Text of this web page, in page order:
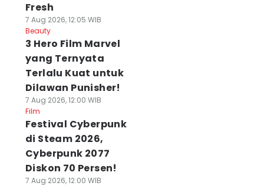
Fresh
7 Aug 2026, 12:05 WIB
Beauty
3 Hero Film Marvel
yang Ternyata
Terlalu Kuat untuk
Dilawan Punisher!
7 Aug 2026, 12:00 WIB
Film
Festival Cyberpunk
di Steam 2026,
Cyberpunk 2077
Diskon 70 Persen!
7 Aug 2026, 12:00 WIB